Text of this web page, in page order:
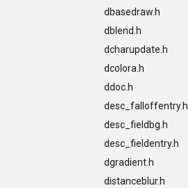
dbasedraw.h
dblend.h
dcharupdate.h
dcolora.h
ddoc.h
desc_falloffentry.h
desc_fieldbg.h
desc_fieldentry.h
dgradient.h
distanceblur.h